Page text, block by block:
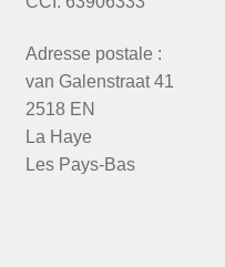
Adresse postale :
van Galenstraat 41
2518 EN
La Haye
Les Pays-Bas